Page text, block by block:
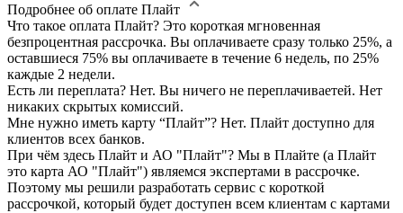
Подробнее об оплате Плайт
Что такое оплата Плайт? Это короткая мгновенная
безпроцентная рассрочка. Вы оплачиваете сразу только 25%, а
оставшиеся 75% вы оплачиваете в течение 6 недель, по 25%
каждые 2 недели.
Есть ли переплата? Нет. Вы ничего не переплачиваетей. Нет
никаких скрытых комиссий.
Мне нужно иметь карту “Плайт”? Нет. Плайт доступно для
клиентов всех банков.
При чём здесь Плайт и АО "Плайт"? Мы в Плайте (а Плайт
это карта АО "Плайт") являемся экспертами в рассрочке.
Поэтому мы решили разработать сервис с короткой
рассрочкой, который будет доступен всем клиентам с картами